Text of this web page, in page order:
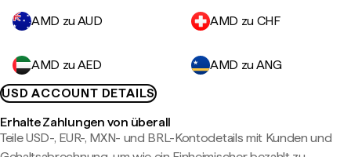
AMD zu AUD AMD zu CHF
AMD zu AED
AMD zu ANG
USD ACCOUNT DETAILS
Erhalte Zahlungen von überall
Teile USD-, EUR-, MXN- und BRL-Kontodetails mit Kunden und